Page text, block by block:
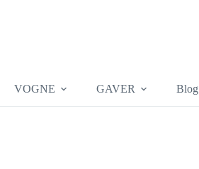
VOGNE GAVER Blog